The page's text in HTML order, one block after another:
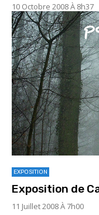
10 Octobre 2008 À 8h37
EXPOSITION
Exposition de
11 Juillet 2008 À 7h00